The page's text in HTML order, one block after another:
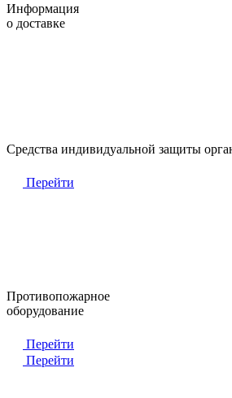
Информация
о доставке
Средства индивидуальной защиты
Перейти
Противопожарное
оборудование
Перейти
Перейти